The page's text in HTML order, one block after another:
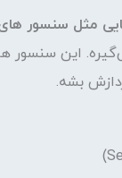
مثل سنسور های
این سنسور
بشه.